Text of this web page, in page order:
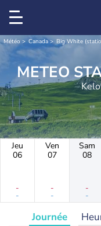
Météo Canada Big White
Jeu
06
-
-
Ven
07
-
-
Sam
08
-
-
Journée